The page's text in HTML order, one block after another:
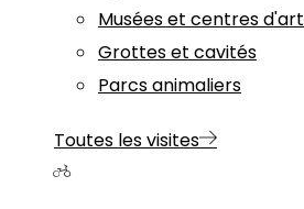
Musées et centres d'art
Grottes et cavités
Parcs animaliers
Toutes les visites